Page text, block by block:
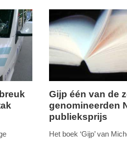
zondag,
15.
Gijp één van de
genomineerden
publieksprijs
Het boek ‘Gijp’ van